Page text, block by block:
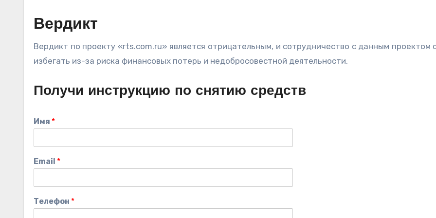
Вердикт
Вердикт по проекту «rts.com.ru» является отрицательным, и сотрудничество с данным проектом
избегать из-за риска финансовых потерь и недобросовестной деятельности.
Получи инструкцию по снятию средств
Имя *
Email *
Телефон *